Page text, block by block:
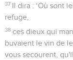
37 Il dira : ‘Où sont
refuge,
38 ces dieux qui
buvaient le vin de
vous secourent,